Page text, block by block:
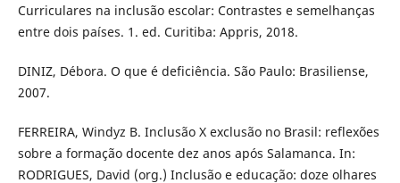
Curriculares na inclusão escolar: Contrastes e semelhanças
entre dois países. 1. ed. Curitiba: Appris, 2018.
DINIZ, Débora. O que é deficiência. São Paulo: Brasiliense,
2007.
FERREIRA, Windyz B. Inclusão X exclusão no Brasil: reflexões
sobre a formação docente dez anos após Salamanca. In:
RODRIGUES, David (org.) Inclusão e educação: doze olhares